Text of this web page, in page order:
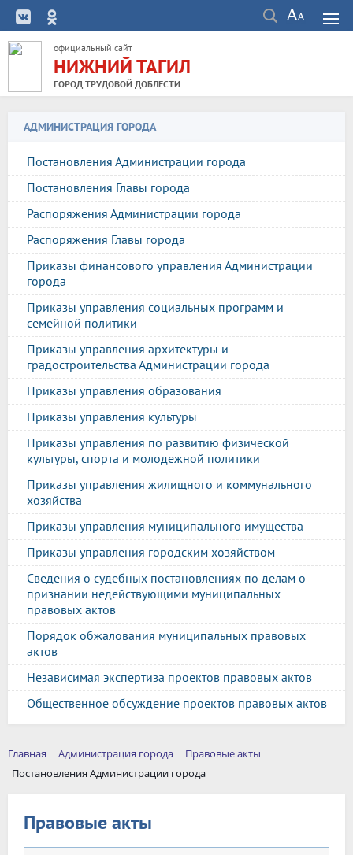
официальный сайт
НИЖНИЙ ТАГИЛ
ГОРОД ТРУДОВОЙ ДОБЛЕСТИ
АДМИНИСТРАЦИЯ ГОРОДА
Постановления Администрации города
Постановления Главы города
Распоряжения Администрации города
Распоряжения Главы города
Приказы финансового управления Администрации
города
Приказы управления социальных программ и
семейной политики
Приказы управления архитектуры и
градостроительства Администрации города
Приказы управления образования
Приказы управления культуры
Приказы управления по развитию физической
культуры, спорта и молодежной политики
Приказы управления жилищного и коммунального
хозяйства
Приказы управления муниципального имущества
Приказы управления городским хозяйством
Сведения о судебных постановлениях по делам о
признании недействующими муниципальных
правовых актов
Порядок обжалования муниципальных правовых
актов
Независимая экспертиза проектов правовых актов
Общественное обсуждение проектов правовых актов
Главная Администрация города
Правовые акты
Постановления Администрации города
Правовые акты